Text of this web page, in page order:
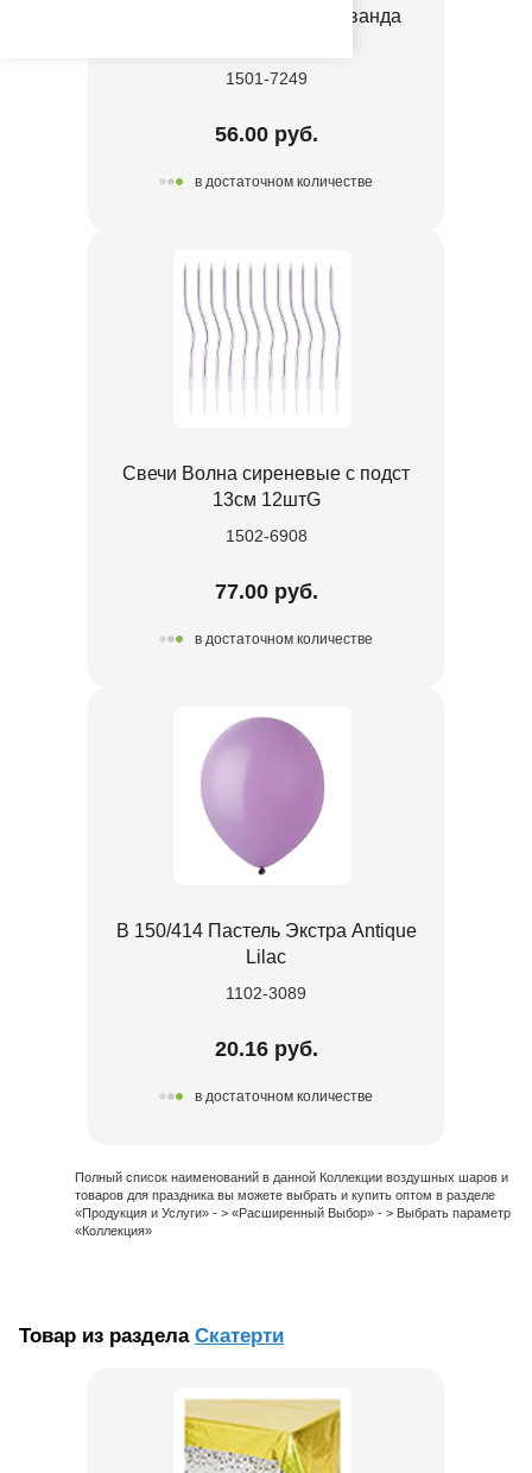
Перья декоративные Лаванда
1501-7249
56.00 руб.
в достаточном количестве
Свечи Волна сиреневые с подст
13см 12штG
1502-6908
77.00 руб.
в достаточном количестве
В 150/414 Пастель Экстра Antique
Lilac
1102-3089
20.16 руб.
в достаточном количестве
Полный список наименований в данной Коллекции воздушных шаров и
товаров для праздника вы можете выбрать и купить оптом в разделе
«Продукция и Услуги» - > «Расширенный Выбор» - > Выбрать параметр
«Коллекция»
Товар из раздела Скатерти